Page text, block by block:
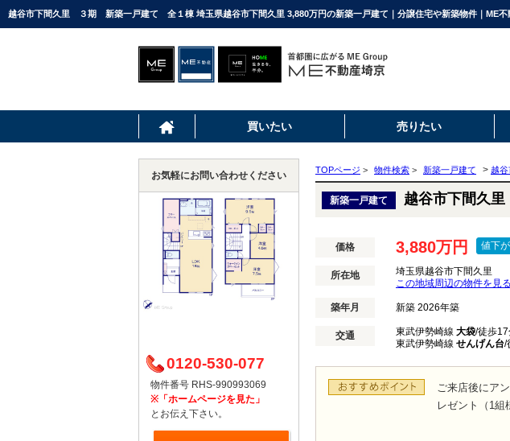
越谷市下間久里 ３期 新築一戸建て 全１棟 埼玉県越谷市下間久里 3,880万円の新築一戸建て｜分譲住宅や新築物件｜ME不
買いたい 売りたい
TOPページ > 物件検索 > 新築一戸建て > 越谷
新築一戸建て 越谷市下間久
価格 3,880万円 値下が
所在地 埼玉県越谷市下間久里
この地域周辺の物件を見る
築年月 新築 2026年築
交通 東武伊勢崎線 大袋/徒歩
東武伊勢崎線 せんげん台/
ご来店後にア
レゼント（1組
お気軽にお問い合わせください
0120-530-077
物件番号 RHS-990993069
※「ホームページを見た」
とお伝え下さい。